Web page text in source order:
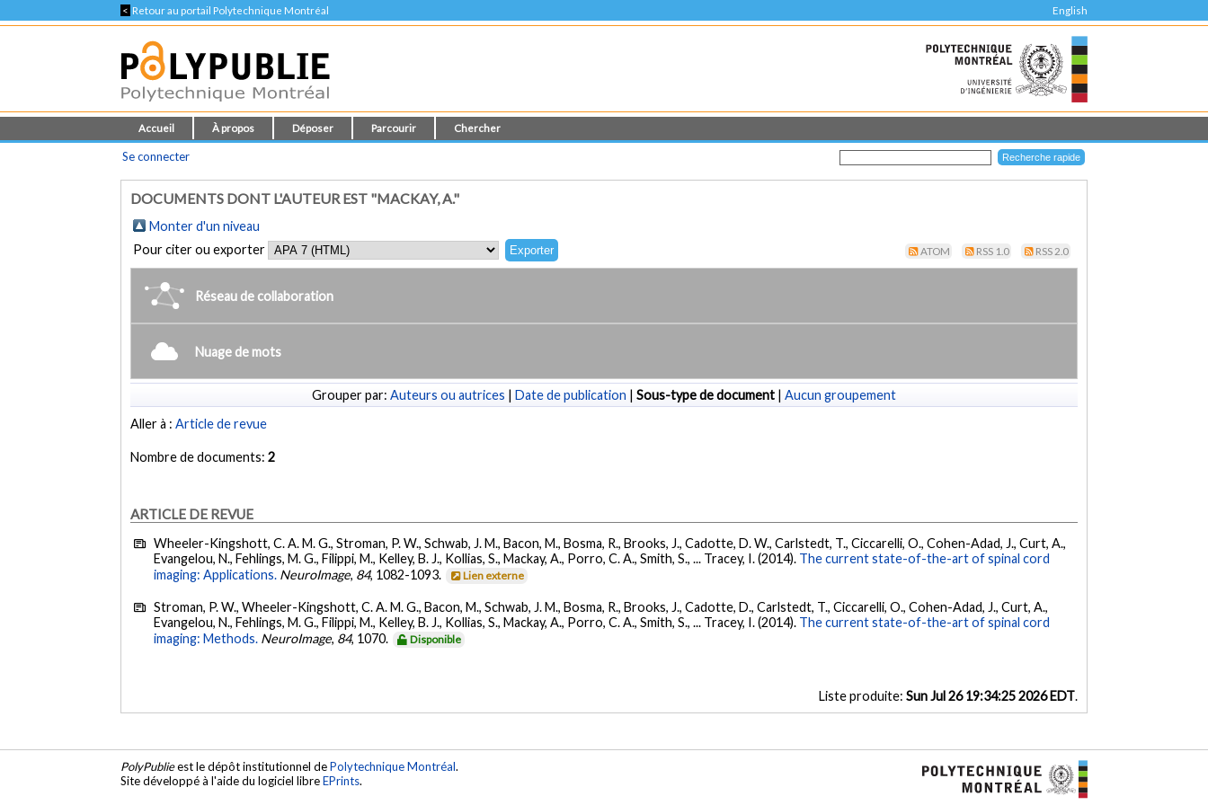
< Retour au portail Polytechnique Montréal English
Accueil À propos Déposer Parcourir Chercher
Se connecter
DOCUMENTS DONT L'AUTEUR EST "MACKAY, A."
Monter d'un niveau
Pour citer ou exporter
ATOM RSS 1.0 RSS 2.0
Réseau de collaboration
Nuage de mots
Grouper par: Auteurs ou autrices | Date de publication | Sous-type de document | Aucun groupement
Aller à :Article de revue
Nombre de documents:2
ARTICLE DE REVUE
Wheeler-Kingshott, C. A. M. G., Stroman, P. W., Schwab, J. M., Bacon, M., Bosma, R., Brooks, J., Cadotte, D. W., Carlstedt, T., Ciccarelli, O., Cohen-Adad, J., Curt, A.,
Evangelou, N., Fehlings, M. G., Filippi, M., Kelley, B. J., Kollias, S., Mackay, A., Porro, C. A., Smith, S., ... Tracey, I. (2014). The current state-of-the-art of spinal cord
imaging: Applications. NeuroImage, 84, 1082-1093. Lien externe
Stroman, P. W., Wheeler-Kingshott, C. A. M. G., Bacon, M., Schwab, J. M., Bosma, R., Brooks, J., Cadotte, D., Carlstedt, T., Ciccarelli, O., Cohen-Adad, J., Curt, A.,
Evangelou, N., Fehlings, M. G., Filippi, M., Kelley, B. J., Kollias, S., Mackay, A., Porro, C. A., Smith, S., ... Tracey, I. (2014). The current state-of-the-art of spinal cord
imaging: Methods. NeuroImage, 84, 1070. Disponible
Liste produite: Sun Jul 26 19:34:25 2026 EDT.
PolyPublieest le dépôt institutionnel dePolytechnique Montréal.
Site développé à l'aide du logiciel libreEPrints.